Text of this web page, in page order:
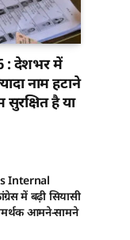
: देशभर में
नाम हटाने
है या
Internal
में बढ़ी सियासी
आमने-सामने